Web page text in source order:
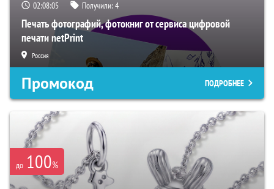
02:08:04 Получили:4
Печать фотографий, фотокниг от сервиса цифровой
печати netPrint
Россия
Промокод ПОДРОБНЕЕ
до 100%